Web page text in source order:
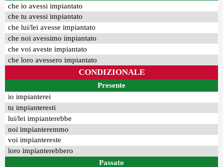
che io avessi impiantato
che tu avessi impiantato
che lui/lei avesse impiantato
che noi avessimo impiantato
che voi aveste impiantato
che loro avessero impiantato
CONDIZIONALE
Presente
io impianterei
tu impianteresti
lui/lei impianterebbe
noi impianteremmo
voi impiantereste
loro impianterebbero
Passato